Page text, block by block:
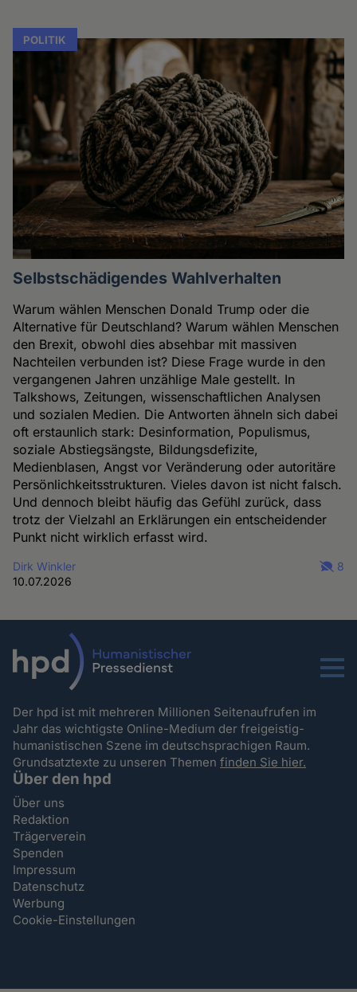
POLITIK
Selbstschädigendes Wahlverhalten
Warum wählen Menschen Donald Trump oder die
Alternative für Deutschland? Warum wählen Menschen
den Brexit, obwohl dies absehbar mit massiven
Nachteilen verbunden ist? Diese Frage wurde in den
vergangenen Jahren unzählige Male gestellt. In
Talkshows, Zeitungen, wissenschaftlichen Analysen
und sozialen Medien. Die Antworten ähneln sich dabei
oft erstaunlich stark: Desinformation, Populismus,
soziale Abstiegsängste, Bildungsdefizite,
Medienblasen, Angst vor Veränderung oder autoritäre
Persönlichkeitsstrukturen. Vieles davon ist nicht falsch.
Und dennoch bleibt häufig das Gefühl zurück, dass
trotz der Vielzahl an Erklärungen ein entscheidender
Punkt nicht wirklich erfasst wird.
Dirk Winkler
10.07.2026
8
Menu
Der hpd ist mit mehreren Millionen Seitenaufrufen im
Jahr das wichtigste Online-Medium der freigeistig-
humanistischen Szene im deutschsprachigen Raum.
Grundsatztexte zu unseren Themenfinden Sie hier.
Über den hpd
Über uns
Redaktion
Trägerverein
Spenden
Impressum
Datenschutz
Werbung
Cookie-Einstellungen